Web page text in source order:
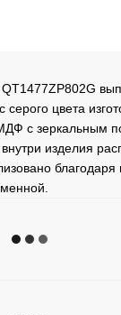
цвета
с зеркальным
изделия